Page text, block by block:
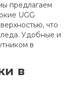
предлагаем
UGG
что
Удобные и
в
в